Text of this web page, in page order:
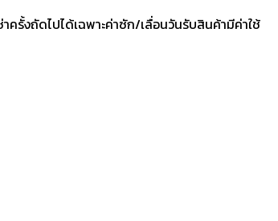
ครั้งถัดไปได้เฉพาะค่าซัก/เลื่อนวันรับสินค้ามีค่าใช้